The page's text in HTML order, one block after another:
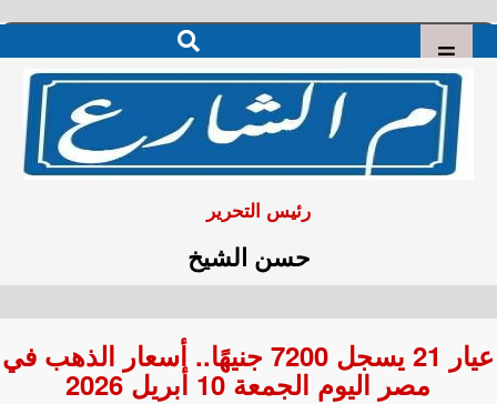
رئيس التحرير
حسن الشيخ
عيار 21 يسجل 7200 جنيهًا.. أسعار الذهب في
مصر اليوم الجمعة 10 أبريل 2026